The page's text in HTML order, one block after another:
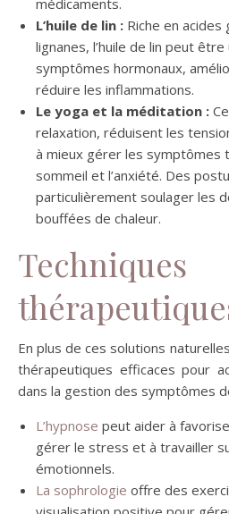
L’huile de lin : Riche en
lignanes, l’huile de lin peut
symptômes hormonaux,
réduire les inflammations.
Le yoga et la méditation :
relaxation, réduisent les
à mieux gérer les symptômes
sommeil et l’anxiété. Des
particulièrement soulager les
bouffées de chaleur.
Techniques
En plus de ces solutions
thérapeutiques efficaces pour
dans la gestion des symptômes
L’hypnose peut aider à
gérer le stress et à travailler
émotionnels.
La sophrologie offre des